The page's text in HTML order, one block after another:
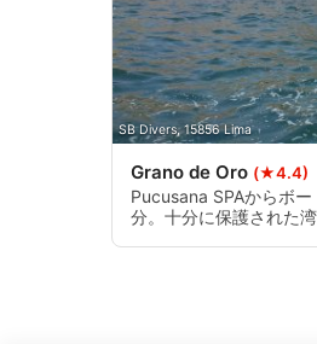
SB Divers, 15856 Lima
Grano de Oro (★4.4)
Pucusana SPAからボ
分。十分に保護された
コンテンツのパフォーマンスを測定
統計情報または様々な情報源から
サービスを開発・改良する